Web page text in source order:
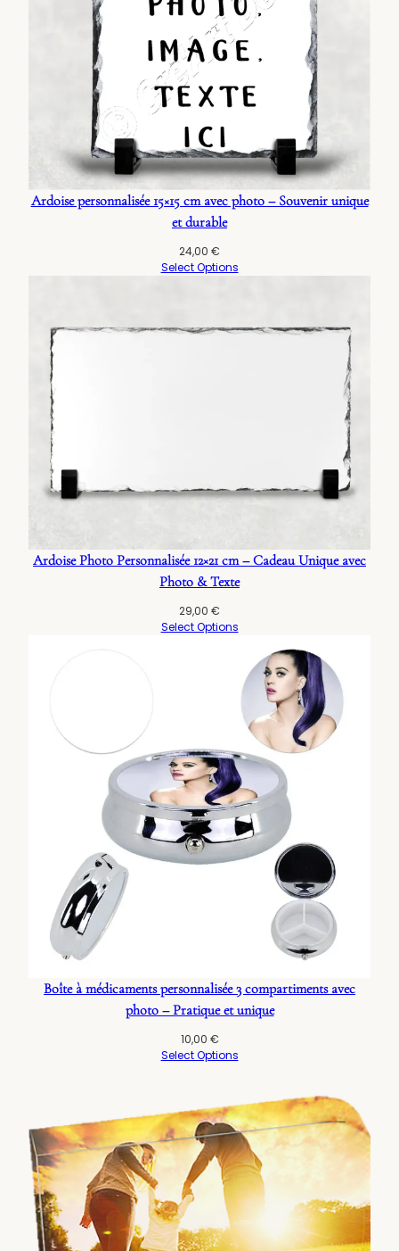
Ardoise personnalisée 15×15 cm avec photo – Souvenir unique
et durable
24,00 €
Select Options
Ardoise Photo Personnalisée 12×21 cm – Cadeau Unique avec
Photo & Texte
29,00 €
Select Options
Boîte à médicaments personnalisée 3 compartiments avec
photo – Pratique et unique
10,00 €
Select Options